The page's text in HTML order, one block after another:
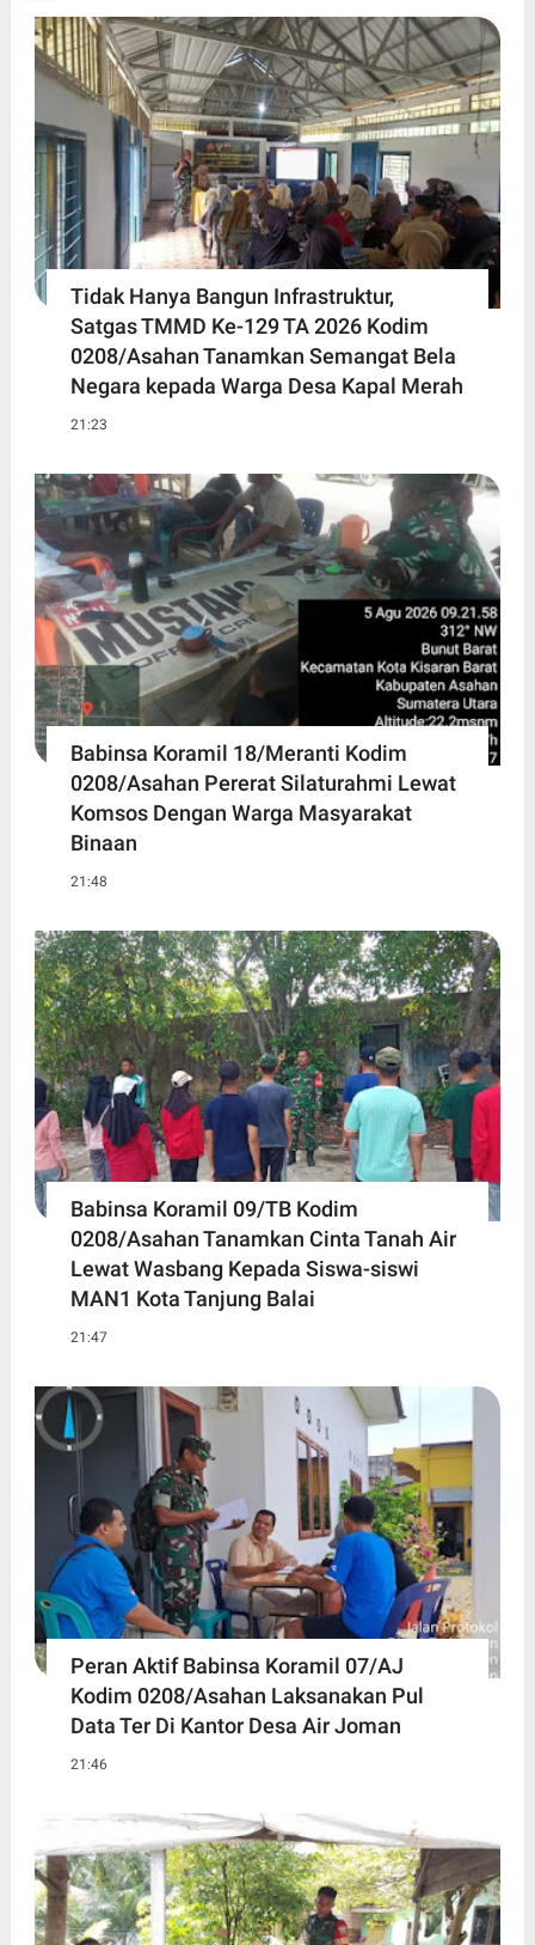
Tidak Hanya Bangun Infrastruktur,
Satgas TMMD Ke-129 TA 2026 Kodim
0208/Asahan Tanamkan Semangat Bela
Negara kepada Warga Desa Kapal Merah
21:23
Babinsa Koramil 18/Meranti Kodim
0208/Asahan Pererat Silaturahmi Lewat
Komsos Dengan Warga Masyarakat
Binaan
21:48
Babinsa Koramil 09/TB Kodim
0208/Asahan Tanamkan Cinta Tanah Air
Lewat Wasbang Kepada Siswa-siswi
MAN1 Kota Tanjung Balai
21:47
Peran Aktif Babinsa Koramil 07/AJ
Kodim 0208/Asahan Laksanakan Pul
Data Ter Di Kantor Desa Air Joman
21:46